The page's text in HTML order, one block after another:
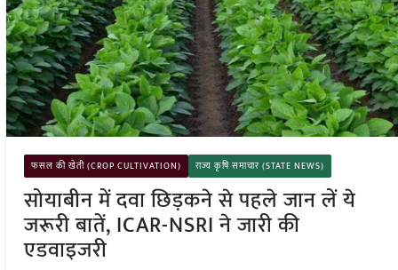
फसल की खेती (CROP CULTIVATION) राज्य कृषि समाचार (STATE NEWS)
सोयाबीन में दवा छिड़कने से पहले जान लें ये
जरूरी बातें, ICAR-NSRI ने जारी की
एडवाइजरी